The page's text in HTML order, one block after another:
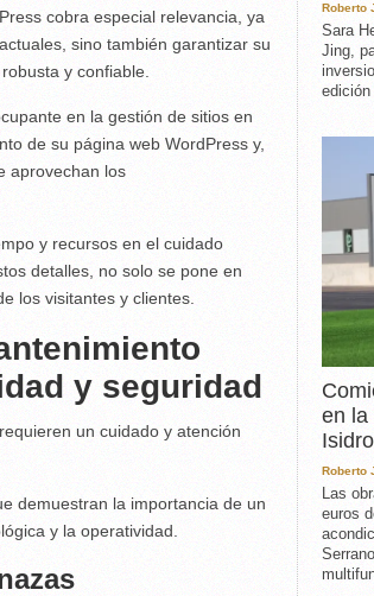
cobra especial relevancia, ya
sino también garantizar su
y confiable.
en la gestión de sitios en
de su página web WordPress y,
aprovechan los
y recursos en el cuidado
detalles, no solo se pone en
los visitantes y clientes.
y seguridad
un cuidado y atención
demuestran la importancia de un
y la operatividad.
Roberto
Sara
Jing,
en la
Isidro
Roberto
Las
euros